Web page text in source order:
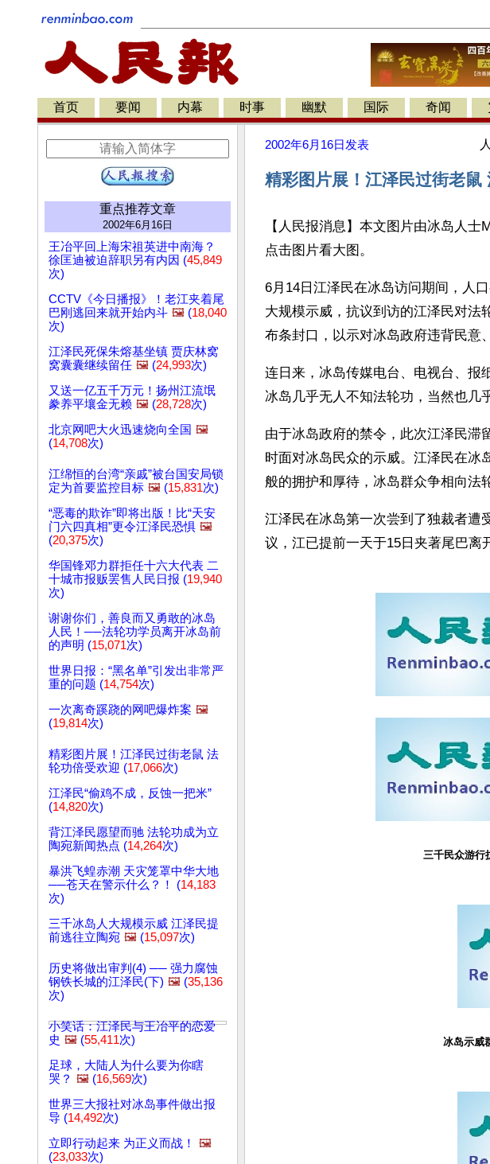
首页 要闻 内幕 时事 幽默 国际 奇闻
重点推荐文章
2002年6月16日
王冶平回上海宋祖英进中南海？
徐匡迪被迫辞职另有内因 (45,849
次)
CCTV《今日播报》！老江夹着尾
巴刚逃回来就开始内斗 🖼️ (18,040
次)
江泽民死保朱熔基坐镇 贾庆林窝
窝囊囊继续留任 🖼️ (24,993次)
又送一亿五千万元！扬州江流氓
豢养平壤金无赖 🖼️ (28,728次)
北京网吧大火迅速烧向全国 🖼️
(14,708次)
江绵恒的台湾“亲戚”被台国安局锁
定为首要监控目标 🖼️ (15,831次)
“恶毒的欺诈”即将出版！比“天安
门六四真相”更令江泽民恐惧 🖼️
(20,375次)
华国锋邓力群拒任十六大代表 二
十城市报贩罢售人民日报 (19,940
次)
谢谢你们，善良而又勇敢的冰岛
人民！──法轮功学员离开冰岛前
的声明 (15,071次)
世界日报：“黑名单”引发出非常严
重的问题 (14,754次)
一次离奇蹊跷的网吧爆炸案 🖼️
(19,814次)
精彩图片展！江泽民过街老鼠 法
轮功倍受欢迎 (17,066次)
江泽民“偷鸡不成，反蚀一把米”
(14,820次)
背江泽民愿望而驰 法轮功成为立
陶宛新闻热点 (14,264次)
暴洪飞蝗赤潮 天灾笼罩中华大地
──苍天在警示什么？！ (14,183
次)
三千冰岛人大规模示威 江泽民提
前逃往立陶宛 🖼️ (15,097次)
历史将做出审判(4) ── 强力腐蚀
钢铁长城的江泽民(下) 🖼️ (35,136
次)
小笑话：江泽民与王冶平的恋爱
史 🖼️ (55,411次)
足球，大陆人为什么要为你瞎
哭？ 🖼️ (16,569次)
世界三大报社对冰岛事件做出报
导 (14,492次)
立即行动起来 为正义而战！
🖼️
(23,033次)
2002年6月16日 发表
精彩图片展！江泽民过街老鼠
【人民报消息】本文图片由冰岛人
点击图片看大图。
6月14日江泽民在冰岛访问期间，人
大规模示威，抗议到访的江泽民对法
布条封口，以示对冰岛政府违背民意
连日来，冰岛传媒电台、电视台、报
冰岛几乎无人不知法轮功，当然也几
由于冰岛政府的禁令，此次江泽民滞
时面对冰岛民众的示威。江泽民在冰
般的拥护和厚待，冰岛群众争相向法
江泽民在冰岛第一次尝到了独裁者遭
议，江已提前一天于15日夹著尾巴离
三千民众游行
冰岛示威